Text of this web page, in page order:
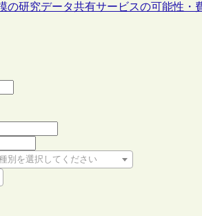
の研究データ共有サービスの可能性・
別を選択してください
てください